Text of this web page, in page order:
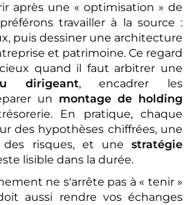
après une « optimisation » de
travailler à la source :
puis dessiner une architecture
et patrimoine. Ce regard
quand il faut arbitrer une
dirigeant, encadrer les
un montage de holding
En pratique, chaque
des hypothèses chiffrées, une
des risques, et une stratégie
lisible dans la durée.
ne s'arrête pas à « tenir »
aussi rendre vos échanges